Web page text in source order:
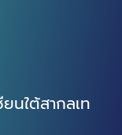
นใต้สากลเท